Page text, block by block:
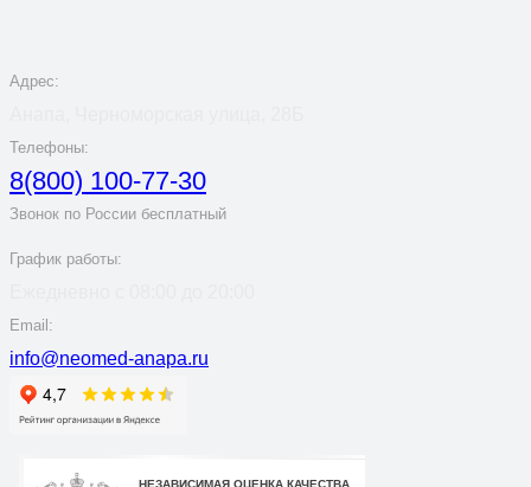
Адрес:
Телефоны:
8(800) 100-77-30
Звонок по России бесплатный
График работы:
Email:
info@neomed-anapa.ru